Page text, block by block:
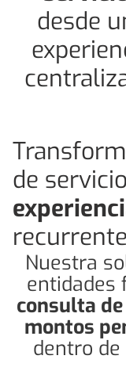
desde
de
recurrente
Nuestra
entidades
consulta
montos
dentro